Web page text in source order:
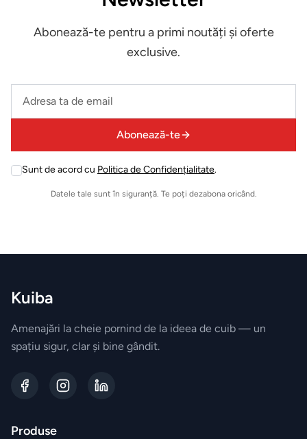
Iluminat
decorativ
Mobilier
exterior
LIVING
Fotolii
de
Comode
Abonează-te pentru a primi noutăți și oferte
exclusive.
this
Leave
Abonează-te
Sunt de acord cu Politica de Confidențialitate.
Datele tale sunt în siguranță. Te poți dezabona oricând.
Kuiba
Amenajări la cheie pornind de la ideea de cuib — un
spațiu sigur, clar și bine gândit.
Produse